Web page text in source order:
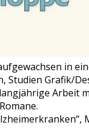
in
Studien Grafik/
Arbeit